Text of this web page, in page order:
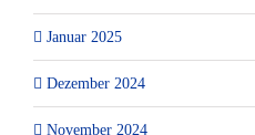
Januar 2025
Dezember 2024
November 2024